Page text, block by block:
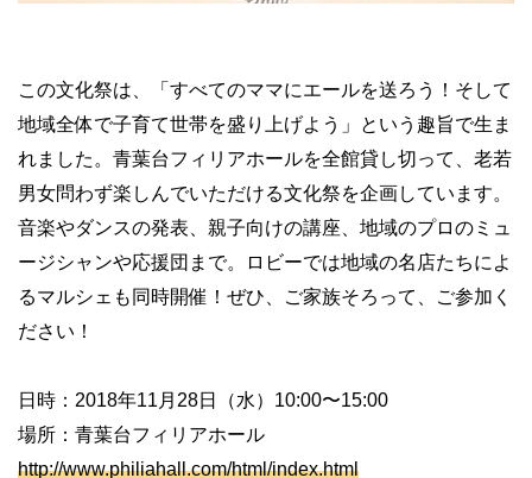
この文化祭は、「すべてのママにエールを送ろう！そして
地域全体で子育て世帯を盛り上げよう」という趣旨で生ま
れました。青葉台フィリアホールを全館貸し切って、老若
男女問わず楽しんでいただける文化祭を企画しています。
音楽やダンスの発表、親子向けの講座、地域のプロのミュ
ージシャンや応援団まで。ロビーでは地域の名店たちによ
るマルシェも同時開催！ぜひ、ご家族そろって、ご参加く
ださい！
日時：2018年11月28日（水）10:00〜15:00
場所：青葉台フィリアホール
http://www.philiahall.com/html/index.html